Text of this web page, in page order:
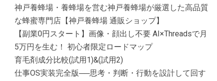
神戸養蜂場・養蜂場を営む神戸養蜂場が厳選した高品質
な蜂蜜専門店【神戸養蜂場 通販ショップ】
【副業0円スタート】画像・顔出し不要 AI×Threadsで月
5万円を生む！ 初心者限定ロードマップ
育毛剤成分比較(試用1)&(試用2)
仕事OS実装完全版──思考・判断・行動を設計して回す